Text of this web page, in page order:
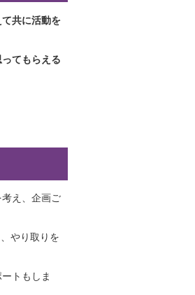
共に活動を
てもらえる
え、企画ご
やり取りを
トもしま